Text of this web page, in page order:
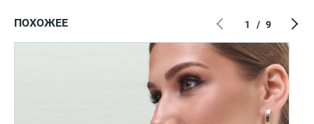
ПОХОЖЕЕ 1 / 9